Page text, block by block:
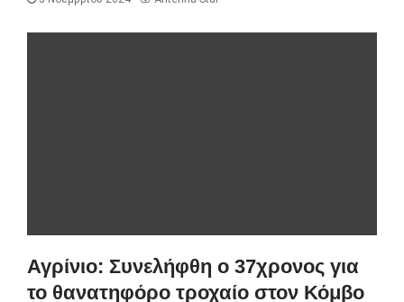
Αγρίνιο: Συνελήφθη ο 37χρονος για
το θανατηφόρο τροχαίο στον Κόμβο